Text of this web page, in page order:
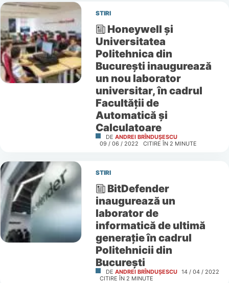
STIRI
Honeywell și
Universitatea
Politehnica din
București inaugurează
un nou laborator
universitar, în cadrul
Facultății de
Automatică și
Calculatoare
DE ANDREI BRÎNDUȘESCU
09 / 06 / 2022
CITIRE ÎN 2 MINUTE
STIRI
BitDefender
inaugurează un
laborator de
informatică de ultimă
generație în cadrul
Politehnicii din
București
DE ANDREI BRÎNDUȘESCU 14 / 04 / 2022
CITIRE ÎN 2 MINUTE